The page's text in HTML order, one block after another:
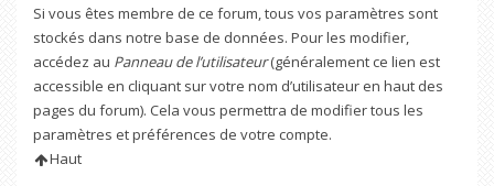
Si vous êtes membre de ce forum, tous vos paramètres sont
stockés dans notre base de données. Pour les modifier,
accédez au Panneau de l’utilisateur(généralement ce lien est
accessible en cliquant sur votre nom d’utilisateur en haut des
pages du forum). Cela vous permettra de modifier tous les
paramètres et préférences de votre compte.
Haut